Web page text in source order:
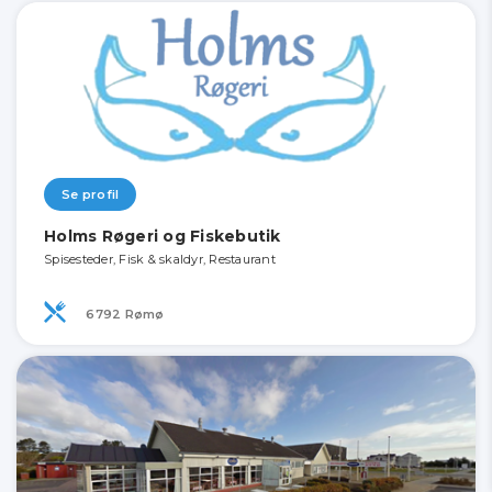
Se profil
Holms Røgeri og Fiskebutik
Spisesteder, Fisk & skaldyr, Restaurant
6792 Rømø